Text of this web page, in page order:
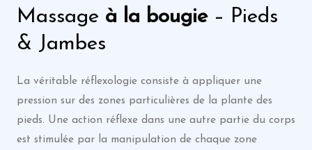
Massage à la bougie– Pieds
& Jambes
La véritable réflexologie consiste à appliquer une
pression sur des zones particulières de la plante des
pieds. Une action réflexe dans une autre partie du corps
est stimulée par la manipulation de chaque zone